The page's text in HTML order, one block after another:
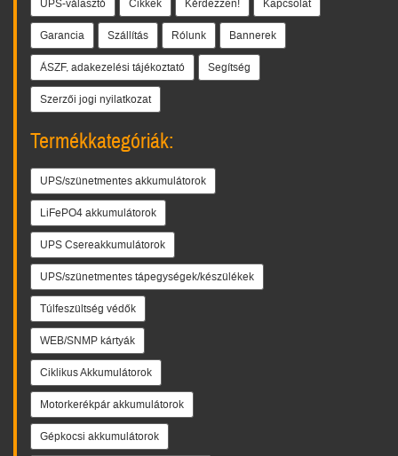
UPS-választó Cikkek Kérdezzen! Kapcsolat
Garancia Szállítás Rólunk Bannerek
ÁSZF, adakezelési tájékoztató Segítség
Szerzői jogi nyilatkozat
Termékkategóriák:
UPS/szünetmentes akkumulátorok
LiFePO4 akkumulátorok
UPS Csereakkumulátorok
UPS/szünetmentes tápegységek/készülékek
Túlfeszültség védők
WEB/SNMP kártyák
Ciklikus Akkumulátorok
Motorkerékpár akkumulátorok
Gépkocsi akkumulátorok